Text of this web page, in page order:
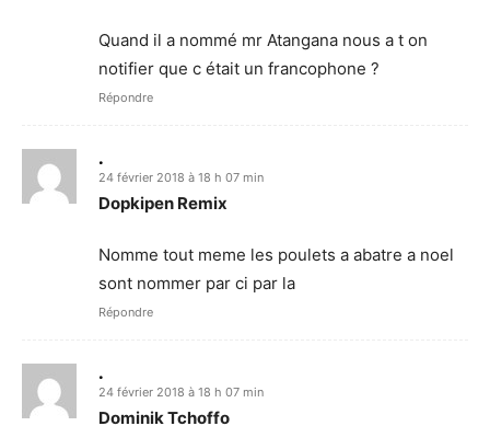
Quand il a nommé mr Atangana nous a t on
notifier que c était un francophone ?
Répondre
.
24 février 2018 à 18 h 07 min
Dopkipen Remix
Nomme tout meme les poulets a abatre a noel
sont nommer par ci par la
Répondre
.
24 février 2018 à 18 h 07 min
Dominik Tchoffo